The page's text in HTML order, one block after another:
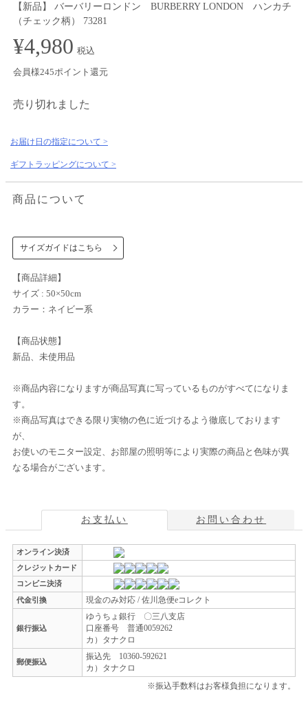
【新品】 バーバリーロンドン BURBERRY LONDON ハンカチ
（チェック柄） 73281
¥4,980 税込
会員様245ポイント還元
売り切れました
お届け日の指定について >
ギフトラッピングについて >
商品について
サイズガイドはこちら
【商品詳細】
サイズ : 50×50cm
カラー：ネイビー系
【商品状態】
新品、未使用品
※商品内容になりますが商品写真に写っているものがすべてになりま
す。
※商品写真はできる限り実物の色に近づけるよう徹底しております
が、
お使いのモニター設定、お部屋の照明等により実際の商品と色味が異
なる場合がございます。
お支払い お問い合わせ
オンライン決済
クレジットカード
コンビニ決済
代金引換
現金のみ対応 / 佐川急便eコレクト
銀行振込
ゆうちょ銀行 〇三八支店
口座番号 普通0059262
カ）タナクロ
郵便振込
振込先 10360-592621
カ）タナクロ
※振込手数料はお客様負担になります。